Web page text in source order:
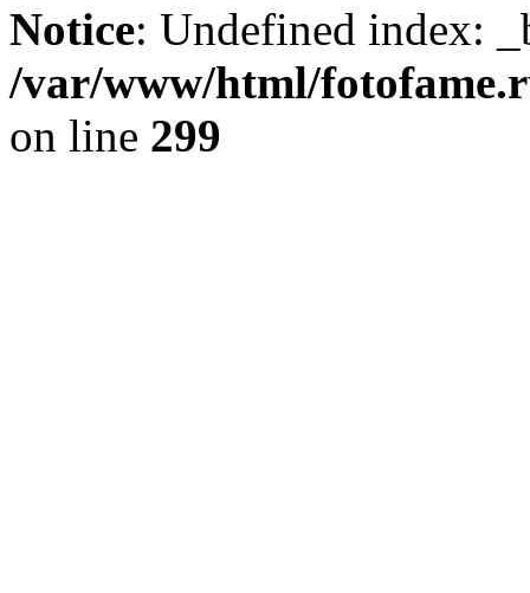
Notice: Undefined index:
/var/www/html/
on line 299